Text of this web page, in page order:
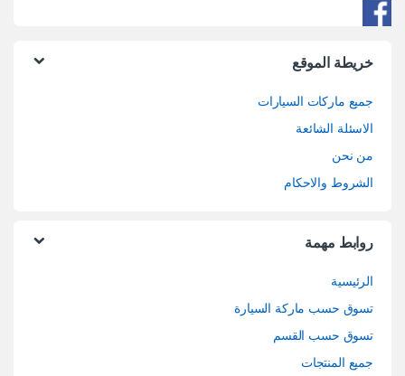
خريطة الموقع
جميع ماركات السيارات
الاسئلة الشائعة
من نحن
الشروط والاحكام
روابط مهمة
الرئيسية
تسوق حسب ماركة السيارة
تسوق حسب القسم
جميع المنتجات